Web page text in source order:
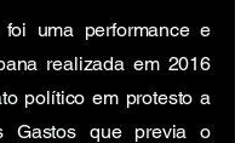
uma performance e
realizada em 2016
político em protesto a
Gastos que previa o